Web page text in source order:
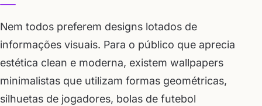
Nem todos preferem designs lotados de
informações visuais. Para o público que aprecia
estética clean e moderna, existem wallpapers
minimalistas que utilizam formas geométricas,
silhuetas de jogadores, bolas de futebol